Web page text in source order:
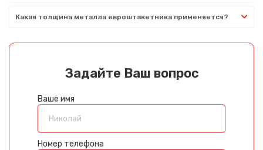
Какая толщина металла евроштакетника применяется?
Задайте Ваш вопрос
Ваше имя
Номер телефона